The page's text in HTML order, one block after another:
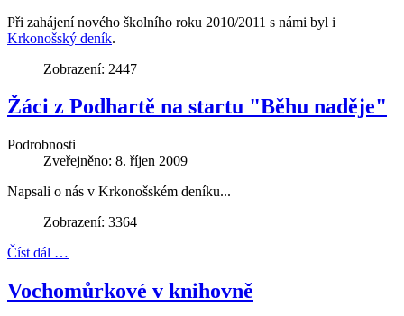
Při zahájení nového školního roku 2010/2011 s námi byl i
Krkonošský deník.
Zobrazení: 2447
Žáci z Podhartě na startu "Běhu naděje"
Podrobnosti
Zveřejněno: 8. říjen 2009
Napsali o nás v Krkonošském deníku...
Zobrazení: 3364
Číst dál …
Vochomůrkové v knihovně